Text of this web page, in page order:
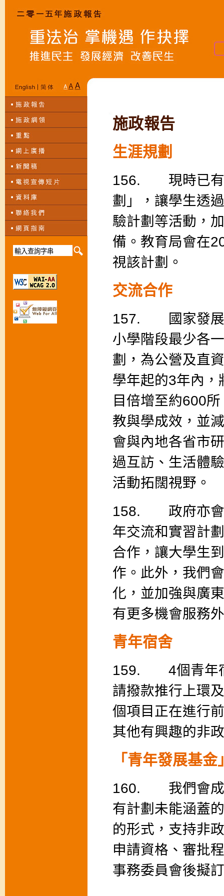
施政報告
生涯規劃
156. 現時已有
劃」，讓學生透
驗計劃等活動，
備。教育局會在
視該計劃。
交流合作
157. 國家發展
小學階段最少各
劃，為公營及直
學年起的3年內，
目倍增至約600
教與學成效，並
會與內地各省市
過互訪、生活體
活動拓闊視野。
158. 政府亦會
年交流和實習計
合作，讓大學生
作。此外，我們
化，並加強與廣
有更多機會服務
青年宿舍
159. 4個青年宿
請撥款推行上環
個項目正在進行
其他有興趣的非
「青年發展基金
160. 我們會成
有計劃未能涵蓋
的形式，支持非
申請資格、審批
事務委員會後擬